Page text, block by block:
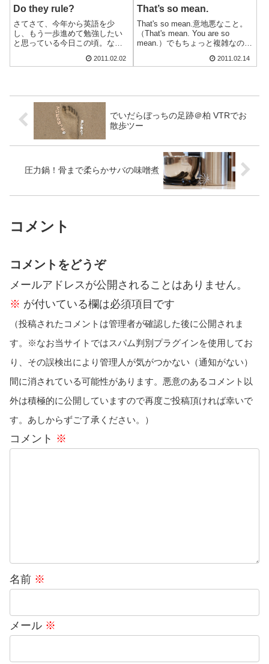
Do they rule?
さてさて、今年から英語を少
し、もう一歩進めて勉強したい
と思っている今日この頃。なん
翻訳して記述、という事をして
わかるけど、どう訳...
2011.02.02
That’s so mean.
That's so mean.意地悪なこと。
（That's mean. You are so
mean.）でもちょっと複雑なのは
カしてるじゃん的なニュアンス
2011.02.14
でいだらぼっちの足跡＠柏 VTRでお
散歩ツー
圧力鍋！骨まで柔らかサバの味噌煮
コメント
コメントをどうぞ
メールアドレスが公開されることはありません。
※ が付いている欄は必須項目です
（投稿されたコメントは管理者が確認した後に公開されま
す。※なお当サイトではスパム判別プラグインを使用してお
り、その誤検出により管理人が気がつかない（通知がない）
間に消されている可能性があります。悪意のあるコメント以
外は積極的に公開していますので再度ご投稿頂ければ幸いで
す。あしからずご了承ください。）
コメント ※
名前 ※
メール ※